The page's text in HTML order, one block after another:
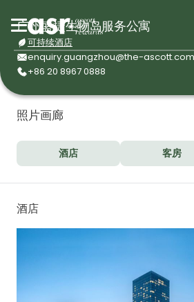
广州盛捷生物岛服务公寓
可持续酒店
enquiry.guangzhou@the-ascott.com
+86 20 8967 0888
照片画廊
酒店 客房
酒店